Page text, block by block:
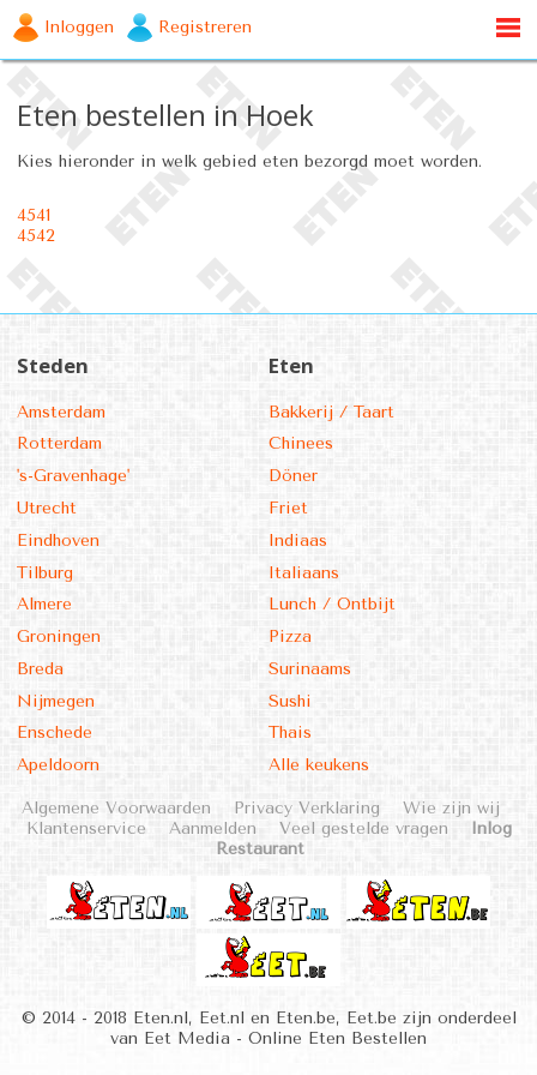
Inloggen Registreren
Eten bestellen in Hoek
Kies hieronder in welk gebied eten bezorgd moet worden.
4541
4542
Steden
Amsterdam
Rotterdam
's-Gravenhage'
Utrecht
Eindhoven
Tilburg
Almere
Groningen
Breda
Nijmegen
Enschede
Apeldoorn
Eten
Bakkerij / Taart
Chinees
Döner
Friet
Indiaas
Italiaans
Lunch / Ontbijt
Pizza
Surinaams
Sushi
Thais
Alle keukens
Algemene Voorwaarden Privacy Verklaring
Wie zijn wij
Klantenservice
Aanmelden Veel gestelde vragen
Inlog
Restaurant
© 2014 - 2018 Eten.nl, Eet.nl en Eten.be, Eet.be zijn onderdeel
van Eet Media - Online Eten Bestellen